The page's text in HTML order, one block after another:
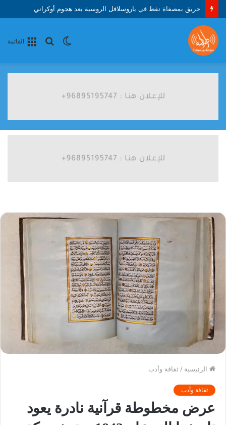
حريق بمصفاة نفط في ياروسلافل الروسية بعد هجوم أوكراني
القائمة
بحث الوضع
الرئيسية / ثقافة وأدب
ثقافة وأدب
عرض مخطوطة قرآنية نادرة يعود